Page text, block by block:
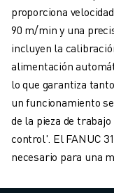
proporciona
90 m/min y una
incluyen la
alimentación
lo que garantiza
un funcionamiento
de la pieza de
control'. El FANUC
necesario para una